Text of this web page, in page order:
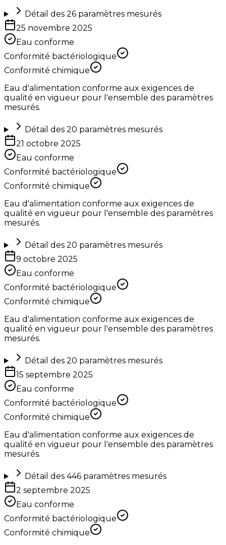
Détail des 26paramètres mesurés
25 novembre 2025
Eau conforme
Conformité bactériologique
Conformité chimique
Eau d'alimentation conforme aux exigences de
qualité en vigueur pour l'ensemble des paramètres
mesurés.
Détail des 20 paramètres mesurés
21 octobre 2025
Eau conforme
Conformité bactériologique
Conformité chimique
Eau d'alimentation conforme aux exigences de
qualité en vigueur pour l'ensemble des paramètres
mesurés.
Détail des 20 paramètres mesurés
9 octobre 2025
Eau conforme
Conformité bactériologique
Conformité chimique
Eau d'alimentation conforme aux exigences de
qualité en vigueur pour l'ensemble des paramètres
mesurés.
Détail des 20 paramètres mesurés
15 septembre 2025
Eau conforme
Conformité bactériologique
Conformité chimique
Eau d'alimentation conforme aux exigences de
qualité en vigueur pour l'ensemble des paramètres
mesurés.
Détail des 446paramètres mesurés
2 septembre 2025
Eau conforme
Conformité bactériologique
Conformité chimique